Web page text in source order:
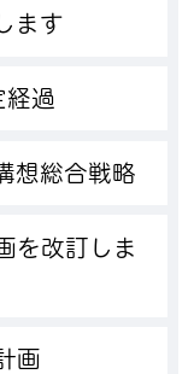
ます
経過
想総合戦略
を改訂しま
画